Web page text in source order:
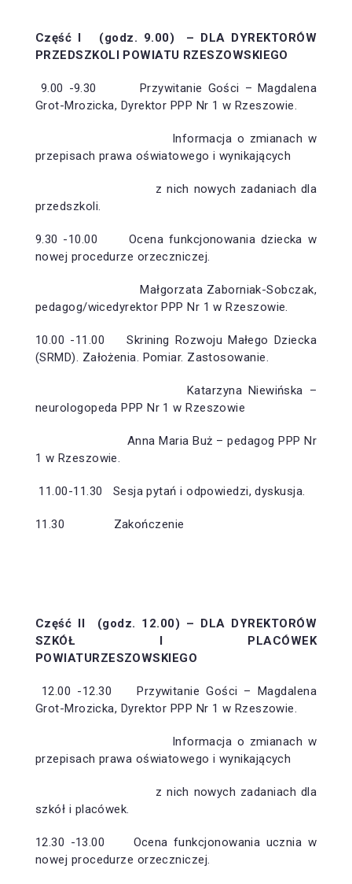
Część I (godz. 9.00) – DLA DYREKTORÓW
PRZEDSZKOLI POWIATU RZESZOWSKIEGO
9.00 -9.30 Przywitanie Gości – Magdalena
Grot-Mrozicka, Dyrektor PPP Nr 1 w Rzeszowie.
Informacja o zmianach w
przepisach prawa oświatowego i wynikających
z nich nowych zadaniach dla
przedszkoli.
9.30 -10.00 Ocena funkcjonowania dziecka w
nowej procedurze orzeczniczej.
Małgorzata Zaborniak-Sobczak,
pedagog/wicedyrektor PPP Nr 1 w Rzeszowie.
10.00 -11.00 Skrining Rozwoju Małego Dziecka
(SRMD). Założenia. Pomiar. Zastosowanie.
Katarzyna Niewińska –
neurologopeda PPP Nr 1 w Rzeszowie
Anna Maria Buż – pedagog PPP Nr
1 w Rzeszowie.
11.00-11.30 Sesja pytań i odpowiedzi, dyskusja.
11.30 Zakończenie
Część II (godz. 12.00) – DLA DYREKTORÓW
SZKÓŁ I
PLACÓWEK
POWIATURZESZOWSKIEGO
12.00 -12.30 Przywitanie Gości – Magdalena
Grot-Mrozicka, Dyrektor PPP Nr 1 w Rzeszowie.
Informacja o zmianach w
przepisach prawa oświatowego i wynikających
z nich nowych zadaniach dla
szkół i placówek.
12.30 -13.00 Ocena funkcjonowania ucznia w
nowej procedurze orzeczniczej.